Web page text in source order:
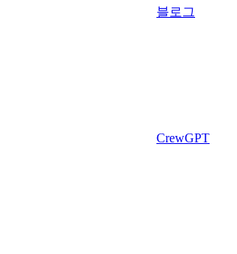
블로그
CrewGPT